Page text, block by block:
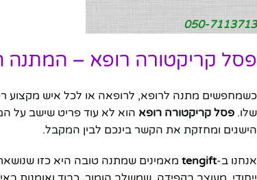
050-7113713
פסל קריקטורה רופא – המתנה
כשמחפשים מתנה לרופא, לרופאה או לכל איש מקצוע
שלו. פסל קריקטורה רופא הוא לא עוד פריט שישב על
הישגים ומחזקת את הקשר בינכם לבין המקבל.
אנחנו ב-tengift מאמינים שמתנה טובה היא כזו